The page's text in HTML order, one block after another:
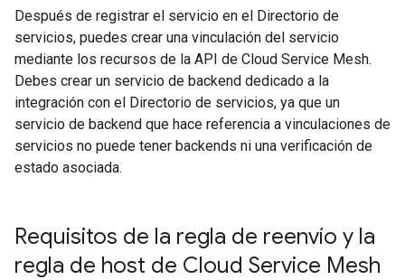
Después de registrar el servicio en el Directorio de
servicios, puedes crear una vinculación del servicio
mediante los recursos de la API de Cloud Service Mesh.
Debes crear un servicio de backend dedicado a la
integración con el Directorio de servicios, ya que un
servicio de backend que hace referencia a vinculaciones de
servicios no puede tener backends ni una verificación de
estado asociada.
Requisitos de la regla de reenvío y la
regla de host de Cloud Service Mesh